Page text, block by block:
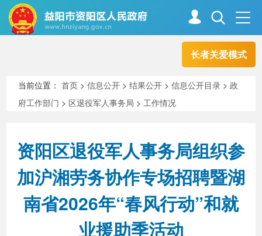
长者关爱模式
走进资阳
新闻中心 解读回应
政务服务 互动交流
当前位置：首页 >信息公开 >结果公开 >信息公开目录 >政
府工作部门 > 区退役军人事务局 >工作情况
资阳区退役军人事务局组织参
加沪湘劳务协作专场招聘暨湖
南省2026年“春风行动”和就
业援助季活动